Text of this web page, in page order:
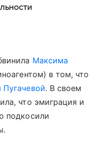
Максима
в том, что
Пугачевой. В своем
что эмиграция и
подкосили